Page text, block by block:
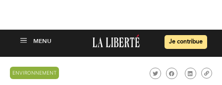
Je contribue
ENVIRONNEMENT